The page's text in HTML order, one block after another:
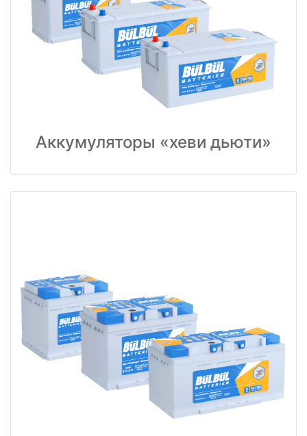
Аккумуляторы «хеви дьюти»